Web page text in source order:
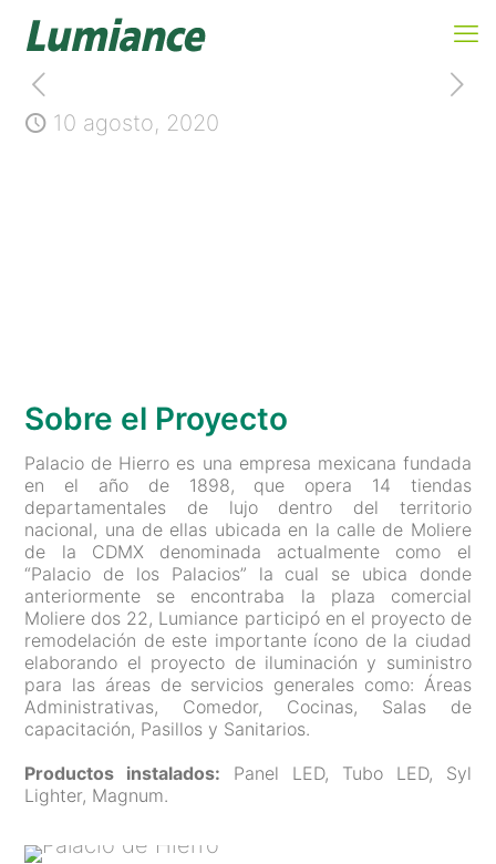
10 agosto, 2020
Sobre el Proyecto
Palacio de Hierro es una empresa mexicana fundada
en el año de 1898, que opera 14 tiendas
departamentales de lujo dentro del territorio
nacional, una de ellas ubicada en la calle de Moliere
de la CDMX denominada actualmente como el
“Palacio de los Palacios” la cual se ubica donde
anteriormente se encontraba la plaza comercial
Moliere dos 22, Lumiance participó en el proyecto de
remodelación de este importante ícono de la ciudad
elaborando el proyecto de iluminación y suministro
para las áreas de servicios generales como: Áreas
Administrativas, Comedor, Cocinas, Salas de
capacitación, Pasillos y Sanitarios.
Productos instalados: Panel LED, Tubo LED, Syl
Lighter, Magnum.